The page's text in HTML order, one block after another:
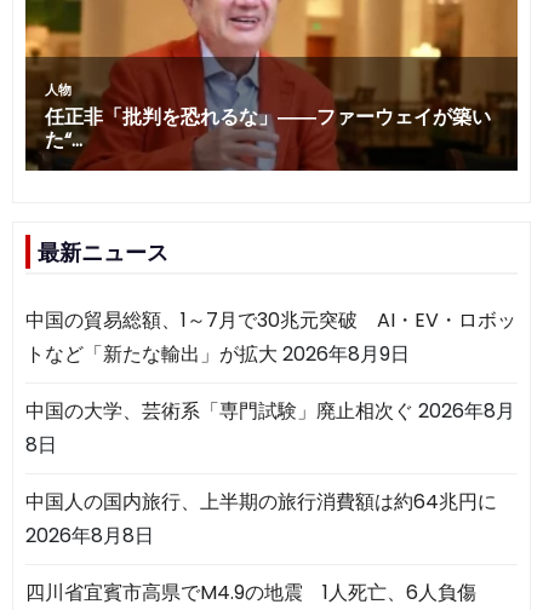
最新ニュース
中国の貿易総額、1～7月で30兆元突破 AI・EV・ロボッ
トなど「新たな輸出」が拡大 2026年8月9日
中国の大学、芸術系「専門試験」廃止相次ぐ 2026年8月
8日
中国人の国内旅行、上半期の旅行消費額は約64兆円に
2026年8月8日
四川省宜賓市高県でM4.9の地震 1人死亡、6人負傷